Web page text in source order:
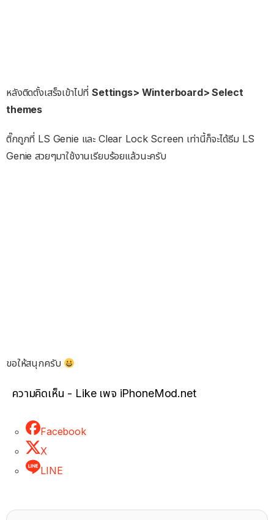
หลังติดตั้งเสร็จเข้าไปที่Settings> Winterboard> Select
themes
ติ๊กถูกที่ LS Genie และ Clear Lock Screen เท่านี้ก็จะได้ธีม LS
Genie สวยๆมาใช้งานเรียบร้อยแล้วนะครับ
ขอให้สนุกครับ
ความคิดเห็น - Like เพจ iPhoneMod.net
Facebook
X
LINE